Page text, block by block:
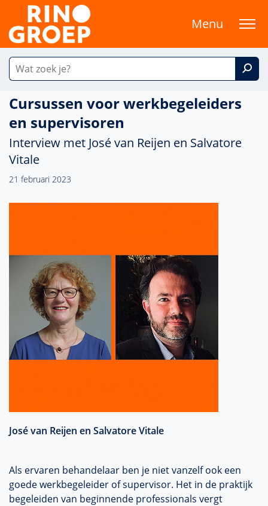
Menu
Cursussen voor werkbegeleiders
en supervisoren
Interview met José van Reijen en Salvatore
Vitale
21 februari 2023
José van Reijen en Salvatore Vitale
Als ervaren behandelaar ben je niet vanzelf ook een
goede werkbegeleider of supervisor. Het in de praktijk
begeleiden van beginnende professionals vergt